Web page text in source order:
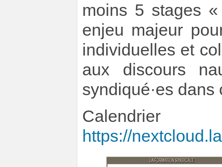
moins 5 stages
enjeu majeur
individuelles et
aux discours
syndiqué·es
https://